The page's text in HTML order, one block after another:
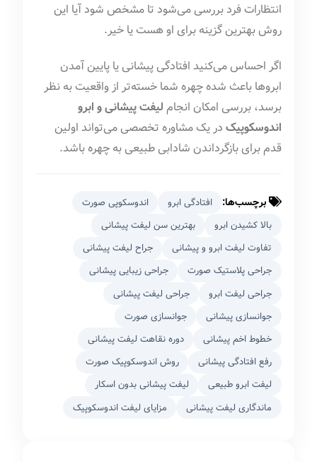
انتظارات فرد بررسی می‌شود تا مشخص شود آیا این
روش بهترین گزینه برای او هست یا خیر.
اگر احساس می‌کنید افتادگی پیشانی یا پایین آمدن
ابروها باعث شده چهره شما خسته‌تر از واقعیت به نظر
برسد، بررسی امکان انجام لیفت پیشانی و ابرو
اندوسکوپیک در یک مشاوره تخصصی می‌تواند اولین
قدم برای بازگرداندن شادابی طبیعی به چهره باشد.
برچسب‌ها: افتادگی ابرو
اندوسکوپی صورت
بالا کشیدن ابرو
بهترین سن لیفت پیشانی
تفاوت لیفت ابرو و پیشانی
جراح لیفت پیشانی
جراحی پلاستیک صورت
جراحی زیبایی پیشانی
جراحی لیفت ابرو
جراحی لیفت پیشانی
جوانسازی پیشانی
جوانسازی صورت
خطوط اخم پیشانی
دوره نقاهت لیفت پیشانی
رفع افتادگی پیشانی
روش اندوسکوپیک صورت
لیفت ابرو طبیعی
لیفت پیشانی بدون اسکار
ماندگاری لیفت پیشانی
مزایای لیفت اندوسکوپیک